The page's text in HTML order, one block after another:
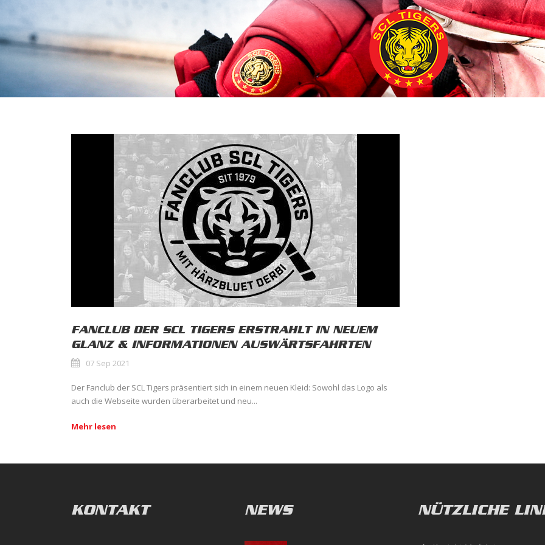
FANCLUB DER SCL TIGERS ERSTRAHLT IN NEUEM
GLANZ & INFORMATIONEN AUSWÄRTSFAHRTEN
07 Sep 2021
Der Fanclub der SCL Tigers präsentiert sich in einem neuen Kleid: Sowohl das Logo als
auch die Webseite wurden überarbeitet und neu...
Mehr lesen
KONTAKT NEWS NÜTZLICHE